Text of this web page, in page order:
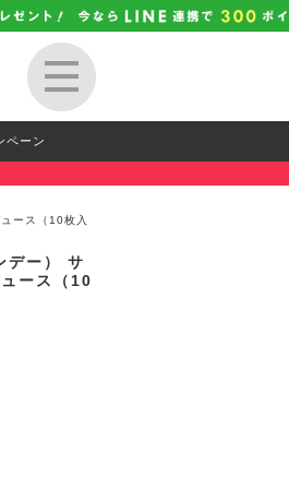
ペーン
ース（10枚入
デー） サ
ース（10